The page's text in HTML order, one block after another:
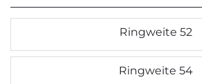
Ringweite 52
Ringweite 54